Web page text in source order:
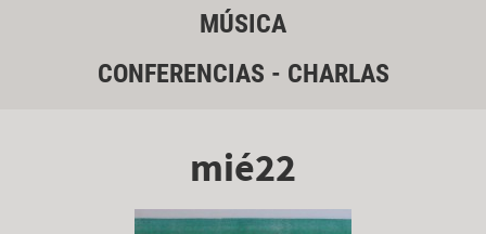
MÚSICA
CONFERENCIAS - CHARLAS
mié22